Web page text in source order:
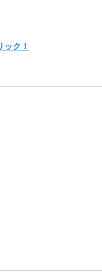
ック！